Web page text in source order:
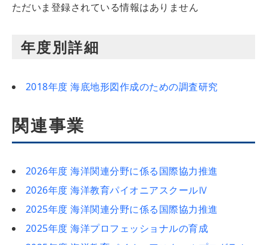
ただいま登録されている情報はありません
年度別詳細
2018年度 海底地形図作成のための調査研究
関連事業
2026年度 海洋関連分野に係る国際協力推進
2026年度 海洋教育パイオニアスクールⅣ
2025年度 海洋関連分野に係る国際協力推進
2025年度 海洋プロフェッショナルの育成